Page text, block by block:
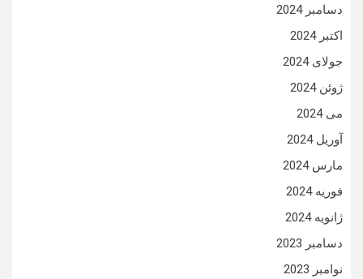
دسامبر 2024
اکتبر 2024
جولای 2024
ژوئن 2024
می 2024
آوریل 2024
مارس 2024
فوریه 2024
ژانویه 2024
دسامبر 2023
نوامبر 2023